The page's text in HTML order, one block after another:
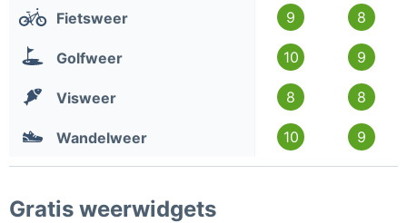
Fietsweer 9 8
Golfweer 10 9
Visweer 8 8
Wandelweer 10 9
Gratis weerwidgets